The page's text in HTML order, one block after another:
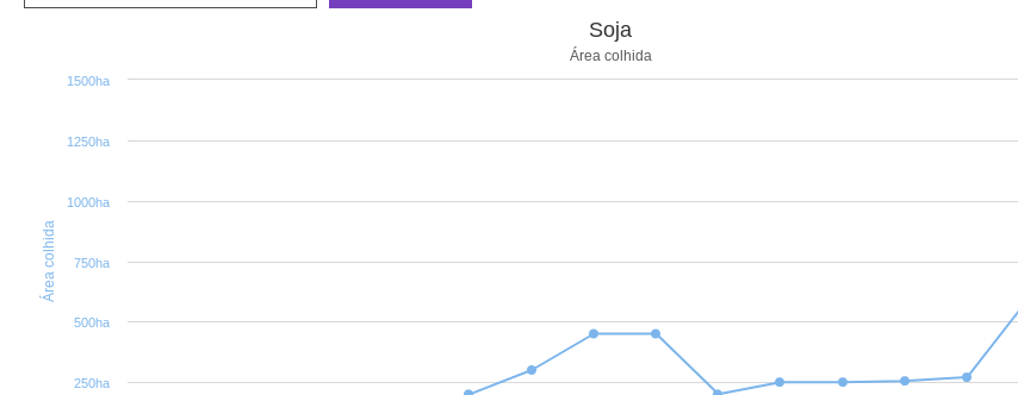
Área colhida
Soja
Área colhida
250ha
500ha
750ha
1000ha
1250ha
1500ha